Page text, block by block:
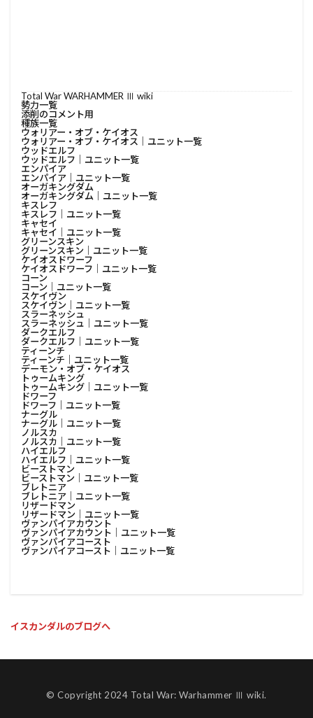
Total War WARHAMMER Ⅲ wiki
勢力一覧
添削のコメント用
種族一覧
ウォリアー・オブ・ケイオス
ウォリアー・オブ・ケイオス│ユニット一覧
ウッドエルフ
ウッドエルフ│ユニット一覧
エンパイア
エンパイア│ユニット一覧
オーガキングダム
オーガキングダム│ユニット一覧
キスレフ
キスレフ│ユニット一覧
キャセイ
キャセイ│ユニット一覧
グリーンスキン
グリーンスキン│ユニット一覧
ケイオスドワーフ
ケイオスドワーフ│ユニット一覧
コーン
コーン│ユニット一覧
スケイヴン
スケイヴン│ユニット一覧
スラーネッシュ
スラーネッシュ│ユニット一覧
ダークエルフ
ダークエルフ│ユニット一覧
ティーンチ
ティーンチ│ユニット一覧
デーモン・オブ・ケイオス
トゥームキング
トゥームキング│ユニット一覧
ドワーフ
ドワーフ│ユニット一覧
ナーグル
ナーグル│ユニット一覧
ノルスカ
ノルスカ│ユニット一覧
ハイエルフ
ハイエルフ│ユニット一覧
ビーストマン
ビーストマン│ユニット一覧
ブレトニア
ブレトニア│ユニット一覧
リザードマン
リザードマン│ユニット一覧
ヴァンパイアカウント
ヴァンパイアカウント│ユニット一覧
ヴァンパイアコースト
ヴァンパイアコースト│ユニット一覧
イスカンダルのブログへ
© Copyright 2024 Total War: Warhammer Ⅲ wiki.